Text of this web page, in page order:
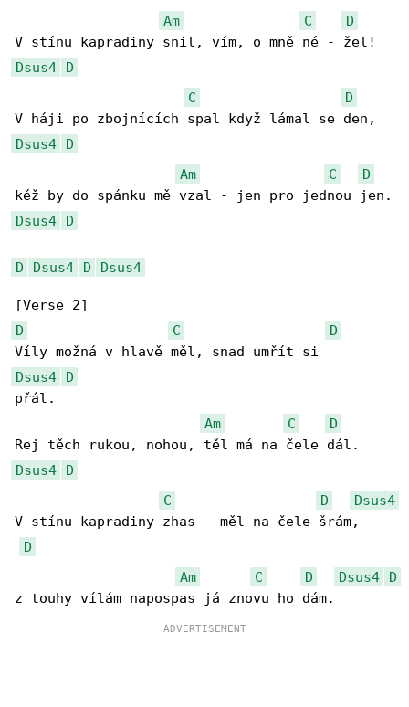
Am
C
D
Dsus4
D
C
D
Dsus4
D
Am
C
D
Dsus4
D
D Dsus4 D Dsus4
D
C
D
Dsus4
D
přál.
Am
C
D
Dsus4
D
C
D
Dsus4
V stínu kapradiny zhas - měl na čele šrám,
D
Am
C D Dsus4
D